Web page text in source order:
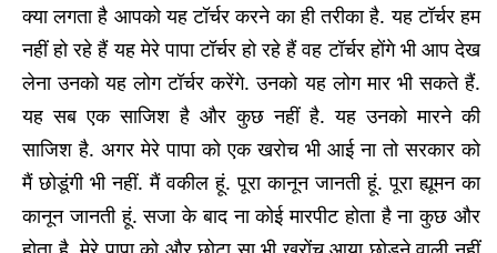
क्या लगता है आपको यह टॉर्चर करने का ही तरीका है. यह टॉर्चर हम
नहीं हो रहे हैं यह मेरे पापा टॉर्चर हो रहे हैं वह टॉर्चर होंगे भी आप देख
लेना उनको यह लोग टॉर्चर करेंगे. उनको यह लोग मार भी सकते हैं.
यह सब एक साजिश है और कुछ नहीं है. यह उनको मारने की
साजिश है. अगर मेरे पापा को एक खरोच भी आई ना तो सरकार को
मैं छोडूंगी भी नहीं. मैं वकील हूं. पूरा कानून जानती हूं. पूरा ह्यूमन का
कानून जानती हूं. सजा के बाद ना कोई मारपीट होता है ना कुछ और